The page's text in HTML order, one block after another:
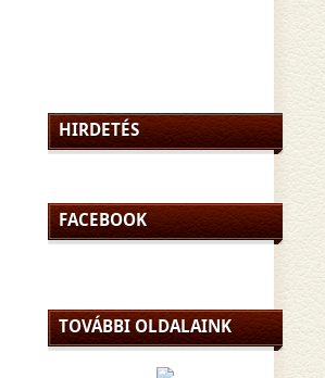
HIRDETÉS
FACEBOOK
TOVÁBBI OLDALAINK